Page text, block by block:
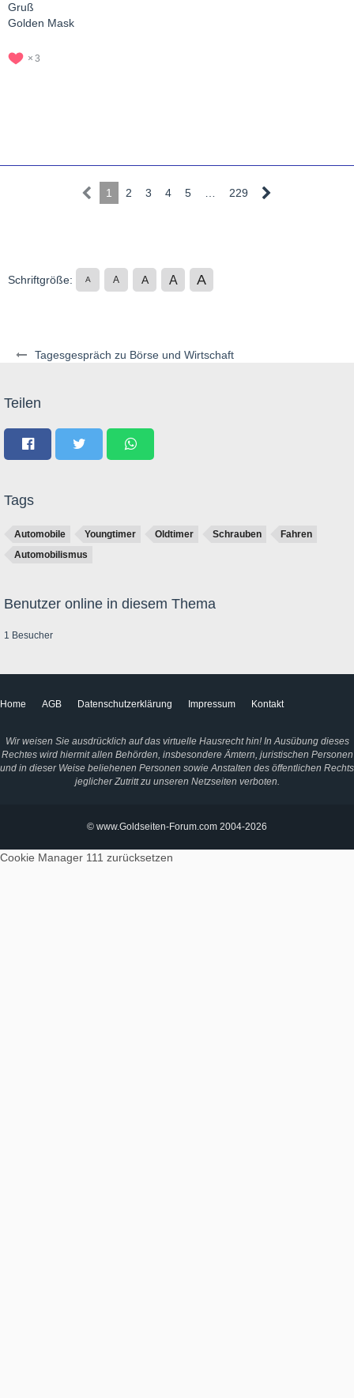
Tagesgespräch zu Börse und Wirtschaft
Gruß
Golden Mask
3
1 2 3 4 5 229
Schriftgröße: A A A A A
Teilen
Tags
Automobile Youngtimer Oldtimer Schrauben
Fahren
Automobilismus
Benutzer online in diesem Thema
1 Besucher
Home AGB Datenschutzerklärung Impressum Kontakt
Wir weisen Sie ausdrücklich auf das virtuelle Hausrecht hin! In Ausübung dieses
Rechtes wird hiermit allen Behörden, insbesondere Ämtern, juristischen Personen
und in dieser Weise beliehenen Personen sowie Anstalten des öffentlichen Rechts
jeglicher Zutritt zu unseren Netzseiten verboten.
© www.Goldseiten-Forum.com 2004-2026
Cookie Manager 111 zurücksetzen